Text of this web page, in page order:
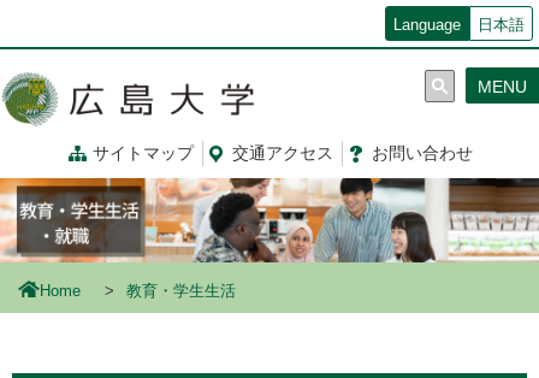
コ
ン
ツ
に
移
動
Language 日本語
サイトマップ 交通アクセス お問い合わせ
MENU
Home 教育・学生生活